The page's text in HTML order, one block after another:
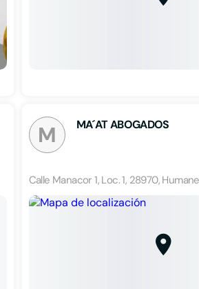
M MA´AT ABOGADOS
Calle Manacor 1, Loc. 1, 28970,